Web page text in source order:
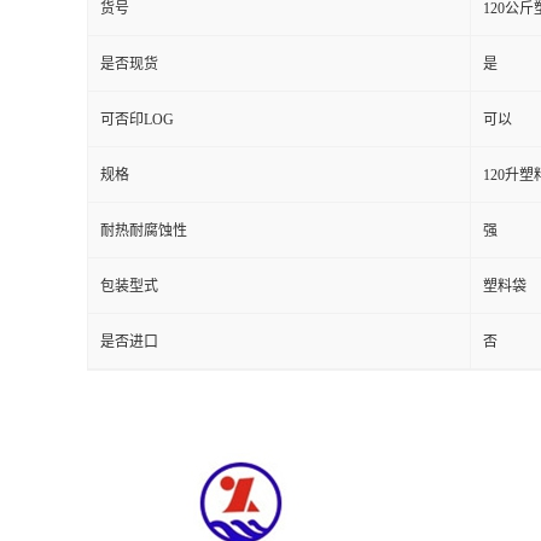
货号 120公斤
是否现货 是
可否印LOG 可以
规格 120升塑
耐热耐腐蚀性 强
包装型式 塑料袋
是否进口 否